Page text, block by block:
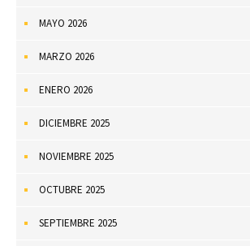
MAYO 2026
MARZO 2026
ENERO 2026
DICIEMBRE 2025
NOVIEMBRE 2025
OCTUBRE 2025
SEPTIEMBRE 2025